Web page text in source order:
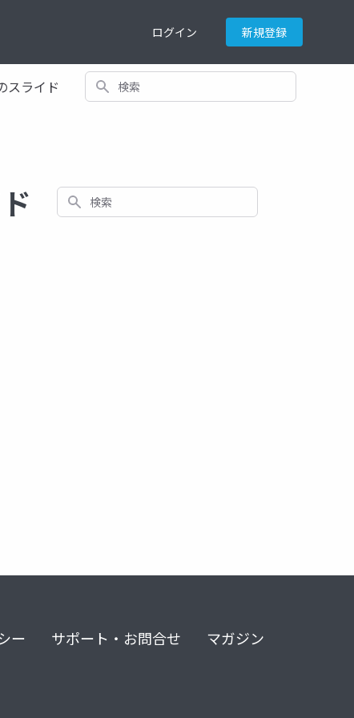
ログイン 新規登録
スライド 検索
検索
ー サポート・お問合せ マガジン